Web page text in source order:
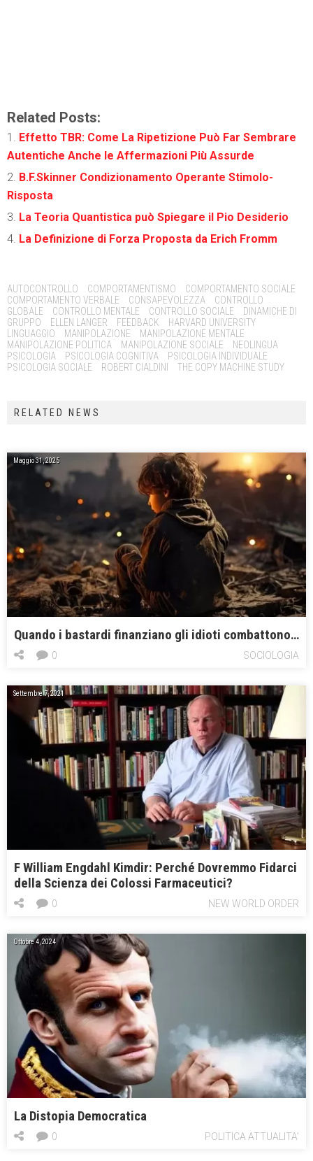
Related Posts:
Effetto TBR: Come La Ripetizione Può Far Sembrare
Autentiche Anche le Affermazioni Più Assurde
B.F.Skinner Condizionamento Operante Stimolo-
Risposta
La Teoria Quantistica può Spiegare il Pio Desiderio
La Definizione di Forza Proposta da Erich Fromm
Tags:
AUTOCONTROLLO COMPORTAMENTISMO
COMPORTAMENTO SOCIALE
COMPORTAMENTO VERBALE
CONSAPEVOLEZZA
CONTROLLO
GLOBALE
CONTROLLO MENTALE CONTROLLO SOCIALE
DINAMICHE DI
GRUPPO
ELLEN LANGER FEEDBACK
HARVARD UNIVERSITY
LINGUAGGIO
MANIPOLAZIONE
MANIPOLAZIONE MENTALE
MANIPOLAZIONE POLITICA
MANIPOLAZIONE SOCIALE
NEOLINGUA
PSICOLOGIA
PSICOLOGIA COGNITIVA
PSICOLOGIA INDIVIDUALE
PSICOLOGIA SOCIALE
ROBERT CIALDINI THE COPY MACHINE STUDY
RELATED NEWS
Maggio 31, 2025
Quando i bastardi finanziano gli idioti combattono…
SOCIOLOGIA
0
Settembre 7, 2021
F William Engdahl Kimdir: Perché Dovremmo Fidarci
della Scienza dei Colossi Farmaceutici?
NEW WORLD ORDER
0
Ottobre 4, 2024
La Distopia Democratica
POLITICA ATTUALITA'
0